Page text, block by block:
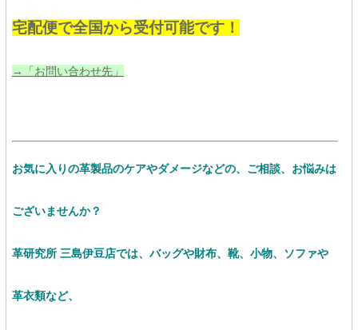
宅配便で全国から受付可能です！
→「お問い合わせ先」
お気に入りの革製品のケアやダメージなどの、ご相談、お悩みは
ございませんか？
革研究所 三島伊豆店では、バッグや財布、靴、小物、ソファや
革衣類など、